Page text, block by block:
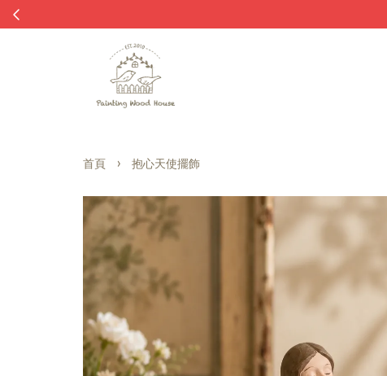
首頁 › 抱心天使擺飾